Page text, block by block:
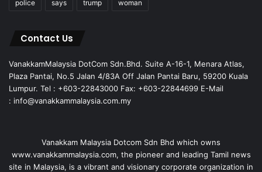
police says trump woman
Contact Us
VanakkamMalaysia DotCom Sdn.Bhd. Suite A-16-1, Menara Atlas,
Plaza Pantai, No.5 Jalan 4/83A Off Jalan Pantai Baru, 59200 Kuala
Lumpur. Tel : +603-22843000 Fax: +603-22844699 E-Mail
: info@vanakkammalaysia.com.my
Vanakkam Malaysia Dotcom Sdn Bhd which owns
www.vanakkammalaysia.com, the pioneer and leading Tamil news
site in Malaysia, is a vibrant and visionary corporate organization in